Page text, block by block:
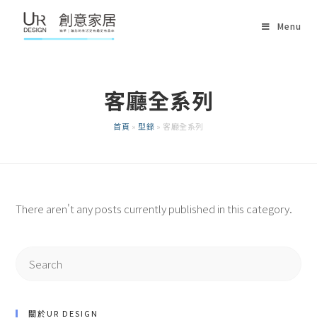
Menu
客廳全系列
首頁 » 型錄 » 客廳全系列
There aren't any posts currently published in this category.
for:
關於UR DESIGN